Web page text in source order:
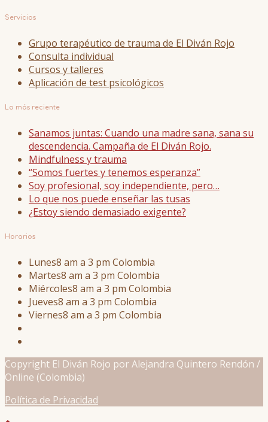
Servicios
Grupo terapéutico de trauma de El Diván Rojo
Consulta individual
Cursos y talleres
Aplicación de test psicológicos
Lo más reciente
Sanamos juntas: Cuando una madre sana, sana su
descendencia. Campaña de El Diván Rojo.
Mindfulness y trauma
“Somos fuertes y tenemos esperanza”
Soy profesional, soy independiente, pero…
Lo que nos puede enseñar las tusas
¿Estoy siendo demasiado exigente?
Horarios
Lunes8 am a 3 pm Colombia
Martes8 am a 3 pm Colombia
Miércoles8 am a 3 pm Colombia
Jueves8 am a 3 pm Colombia
Viernes8 am a 3 pm Colombia
Copyright El Diván Rojo por Alejandra Quintero Rendón /
Online (Colombia)
Política de Privacidad